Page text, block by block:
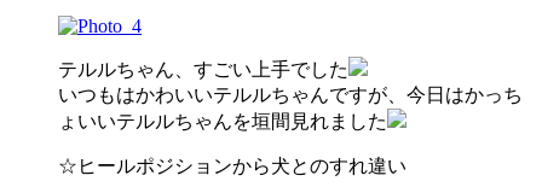
テルルちゃん、すごい上手でした
いつもはかわいいテルルちゃんですが、今日はかっち
ょいいテルルちゃんを垣間見れました
☆ヒールポジションから犬とのすれ違い